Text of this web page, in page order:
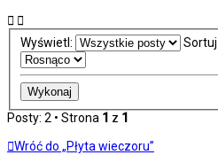
Wyświetl:
Posty: 2 • Strona 1 z 1
Wróć do „Płyta wieczoru”